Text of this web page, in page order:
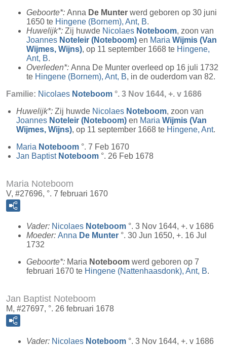
Geboorte*: Anna De Munter werd geboren op 30 juni
1650 te Hingene (Bornem), Ant, B.
Huwelijk*: Zij huwde Nicolaes Noteboom, zoon van
Joannes Noteleir (Noteboom) en Maria Wijmis (Van
Wijmes, Wijns), op 11 september 1668 te Hingene,
Ant, B.
Overleden*: Anna De Munter overleed op 16 juli 1732
te Hingene (Bornem), Ant, B, in de ouderdom van 82.
Familie: Nicolaes Noteboom °. 3 Nov 1644, +. v 1686
Huwelijk*: Zij huwde Nicolaes Noteboom, zoon van
Joannes Noteleir (Noteboom) en Maria Wijmis (Van
Wijmes, Wijns), op 11 september 1668 te Hingene, Ant.
Maria Noteboom °. 7 Feb 1670
Jan Baptist Noteboom °. 26 Feb 1678
Maria Noteboom
V, #27696, °. 7 februari 1670
Vader: Nicolaes Noteboom °. 3 Nov 1644, +. v 1686
Moeder: Anna De Munter °. 30 Jun 1650, +. 16 Jul
1732
Geboorte*: Maria Noteboom werd geboren op 7
februari 1670 te Hingene (Nattenhaasdonk), Ant, B.
Jan Baptist Noteboom
M, #27697, °. 26 februari 1678
Vader: Nicolaes Noteboom °. 3 Nov 1644, +. v 1686